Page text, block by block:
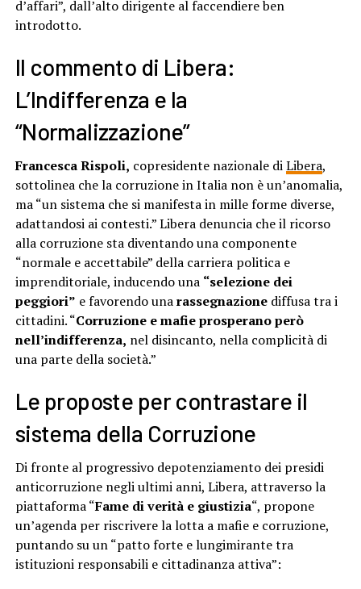
d’affari”, dall’alto dirigente al faccendiere ben
introdotto.
Il commento di Libera:
L’Indifferenza e la
“Normalizzazione”
Francesca Rispoli, copresidente nazionale diLibera,
sottolinea che la corruzione in Italia non è un’anomalia,
ma “un sistema che si manifesta in mille forme diverse,
adattandosi ai contesti.” Libera denuncia che il ricorso
alla corruzione sta diventando una componente
“normale e accettabile” della carriera politica e
imprenditoriale, inducendo una “selezione dei
peggiori” e favorendo unarassegnazionediffusa tra i
cittadini. “Corruzione e mafie prosperano però
nell’indifferenza, nel disincanto, nella complicità di
una parte della società.”
Le proposte per contrastare il
sistema della Corruzione
Di fronte al progressivo depotenziamento dei presidi
anticorruzione negli ultimi anni, Libera, attraverso la
piattaforma “Fame di verità e giustizia“, propone
un’agenda per riscrivere la lotta a mafie e corruzione,
puntando su un “patto forte e lungimirante tra
istituzioni responsabili e cittadinanza attiva”: